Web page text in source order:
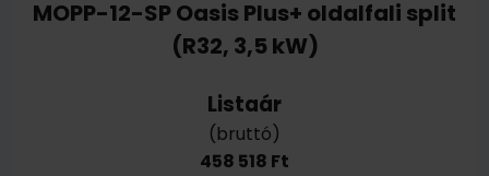
MOPP-12-SP Oasis Plus+ oldalfali split
(R32, 3,5 kW)
Listaár
(bruttó)
458 518 Ft